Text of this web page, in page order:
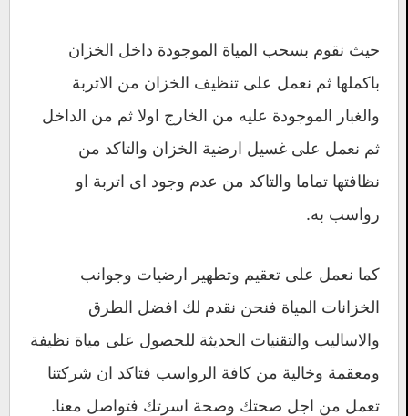
حيث نقوم بسحب المياة الموجودة داخل الخزان
باكملها ثم نعمل على تنظيف الخزان من الاتربة
والغبار الموجودة عليه من الخارج اولا ثم من الداخل
ثم نعمل على غسيل ارضية الخزان والتاكد من
نظافتها تماما والتاكد من عدم وجود اى اتربة او
رواسب به.
كما نعمل على تعقيم وتطهير ارضيات وجوانب
الخزانات المياة فنحن نقدم لك افضل الطرق
والاساليب والتقنيات الحديثة للحصول على مياة نظيفة
ومعقمة وخالية من كافة الرواسب فتاكد ان شركتنا
تعمل من اجل صحتك وصحة اسرتك فتواصل معنا.